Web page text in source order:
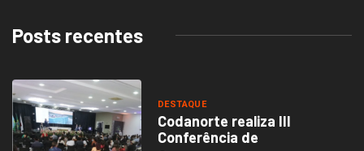
Posts recentes
DESTAQUE
Codanorte realiza III
Conferência de